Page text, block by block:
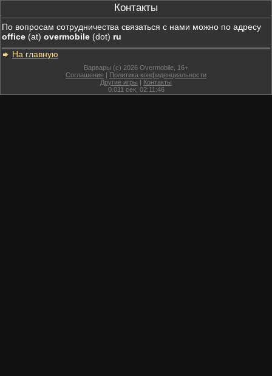
Контакты
По вопросам сотрудничества связаться с нами можно по адресу
office (at) overmobile (dot) ru
На главную
Варвары (c) 2026 Overmobile, 16+
Соглашение | Политика конфиденциальности
Другие игры | Контакты
0.011 сек, 02:11:46